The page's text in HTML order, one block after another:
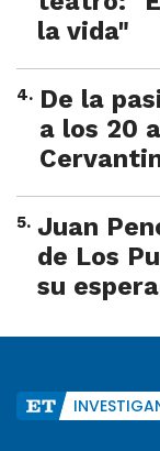
la vida"
4. De la
a los 20
5. Juan
de Los
su